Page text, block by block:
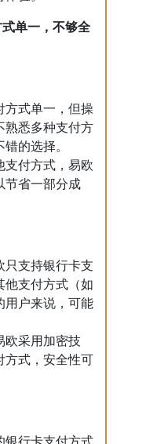
单一，不够全
方式单一，但操
熟悉多种支付方
的选择。
支付方式，易欧
节省一部分成
只支持银行卡支
他支付方式（如
用户来说，可能
欧采用加密技
方式，安全性可
银行卡支付方式